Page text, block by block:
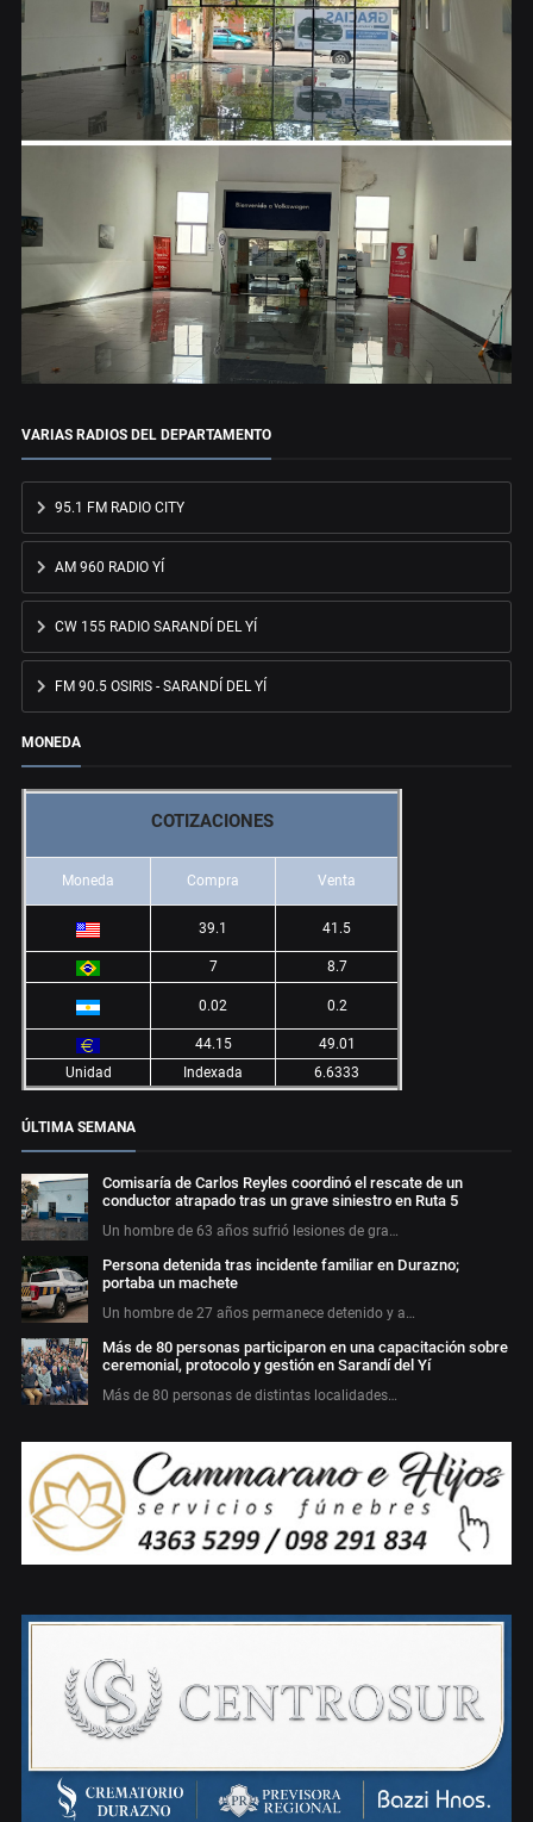
VARIAS RADIOS DEL DEPARTAMENTO
95.1 FM RADIO CITY
AM 960 RADIO YÍ
CW 155 RADIO SARANDÍ DEL YÍ
FM 90.5 OSIRIS - SARANDÍ DEL YÍ
MONEDA
COTIZACIONES
Moneda Compra Venta
39.1 41.5
7 8.7
0.02 0.2
44.15
49.01
Unidad
Indexada 6.6333
ÚLTIMA SEMANA
Comisaría de Carlos Reyles coordinó el rescate de un
conductor atrapado tras un grave siniestro en Ruta 5
Un hombre de 63 años sufrió lesiones de gra…
Persona detenida tras incidente familiar en Durazno;
portaba un machete
Un hombre de 27 años permanece detenido y a…
Más de 80 personas participaron en una capacitación sobre
ceremonial, protocolo y gestión en Sarandí del Yí
Más de 80 personas de distintas localidades…